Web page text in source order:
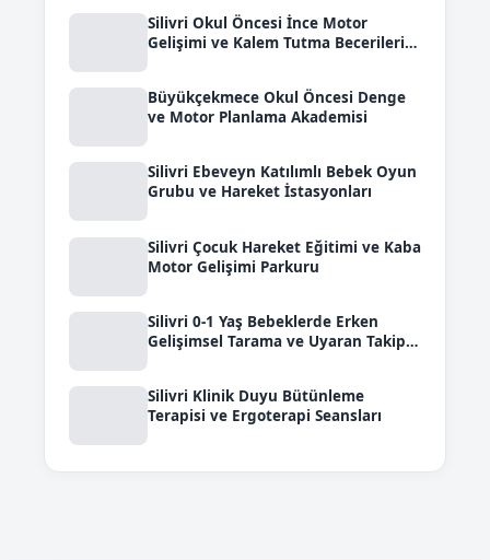
Silivri Okul Öncesi İnce Motor
Gelişimi ve Kalem Tutma Becerileri
Büyükçekmece Okul Öncesi Denge
ve Motor Planlama Akademisi
Silivri Ebeveyn Katılımlı Bebek Oyun
Grubu ve Hareket İstasyonları
Silivri Çocuk Hareket Eğitimi ve Kaba
Motor Gelişimi Parkuru
Silivri 0-1 Yaş Bebeklerde Erken
Gelişimsel Tarama ve Uyaran Takip
Silivri Klinik Duyu Bütünleme
Terapisi ve Ergoterapi Seansları